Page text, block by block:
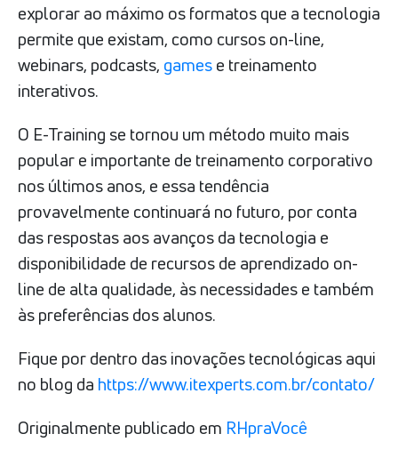
explorar ao máximo os formatos que a tecnologia
permite que existam, como cursos on-line,
webinars, podcasts, gamese treinamento
interativos.
O E-Training se tornou um método muito mais
popular e importante de treinamento corporativo
nos últimos anos, e essa tendência
provavelmente continuará no futuro, por conta
das respostas aos avanços da tecnologia e
disponibilidade de recursos de aprendizado on-
line de alta qualidade, às necessidades e também
às preferências dos alunos.
Fique por dentro das inovações tecnológicas aqui
no blog da https://www.itexperts.com.br/contato/
Originalmente publicado em RHpraVocê